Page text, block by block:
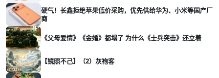
硬气！长鑫拒绝苹果低价采购，优先供给华为、小米等国产厂
商
《父母爱情》《金婚》都塌了 为什么《士兵突击》还立着
【镜照不己】（2）灰袍客